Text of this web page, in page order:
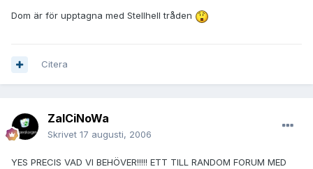
Dom är för upptagna med Stellhell tråden
Citera
ZalCiNoWa
Skrivet 17 augusti, 2006
YES PRECIS VAD VI BEHÖVER!!!!! ETT TILL RANDOM FORUM MED